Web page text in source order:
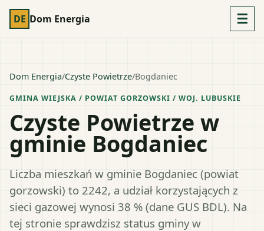
DE Dom Energia ☰
Dom Energia/Czyste Powietrze/Bogdaniec
GMINA WIEJSKA / POWIAT GORZOWSKI / WOJ. LUBUSKIE
Czyste Powietrze w
gminie Bogdaniec
Liczba mieszkań w gminie Bogdaniec (powiat
gorzowski) to 2242, a udział korzystających z
sieci gazowej wynosi 38 % (dane GUS BDL). Na
tej stronie sprawdzisz status gminy w